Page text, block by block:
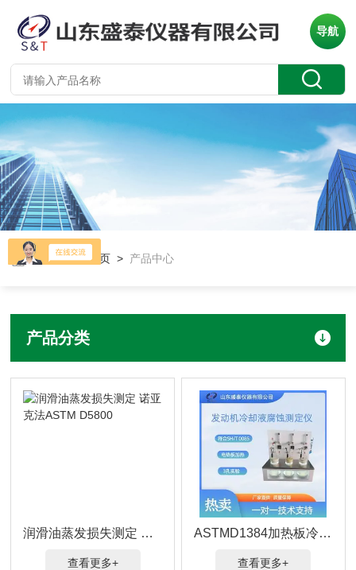
导航
当前位置：首页 > 产品中心
产品分类
润滑油蒸发损失测定 诺亚克法ASTM D5800
查看更多+
ASTMD1384加热板冷冻液腐蚀测定仪
查看更多+